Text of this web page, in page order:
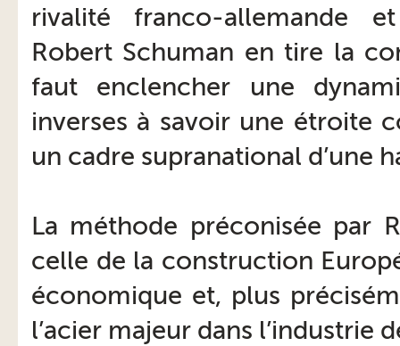
rivalité franco-allemande
Robert Schuman en tire la
faut enclencher une
inverses à savoir une étroite
un cadre supranational d’une
La méthode préconisée par
celle de la construction
économique et, plus
l’acier majeur dans l’industrie